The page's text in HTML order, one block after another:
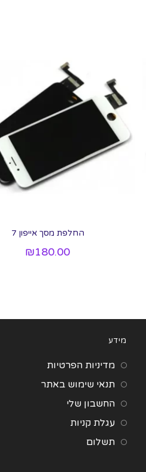
החלפת מסך אייפון 7
₪180.00
מידע
מדיניות הפרטיות
תנאי שימוש באתר
החשבון שלי
עגלת קניות
תשלום